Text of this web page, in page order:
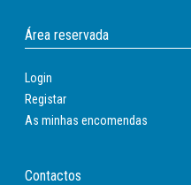
Área reservada
Login
Registar
As minhas encomendas
Contactos